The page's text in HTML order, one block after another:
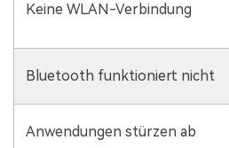
Keine WLAN-Verbindung
Bluetooth funktioniert nicht
Anwendungen stürzen ab